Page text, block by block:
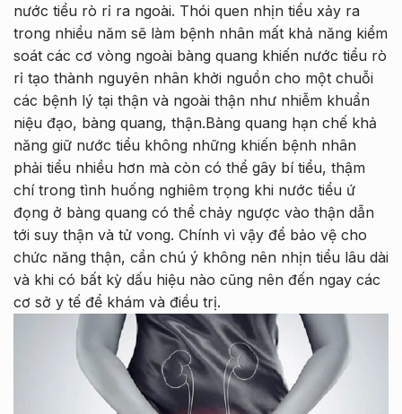
nước tiểu rò rỉ ra ngoài. Thói quen nhịn tiểu xảy ra
trong nhiều năm sẽ làm bệnh nhân mất khả năng kiểm
soát các cơ vòng ngoài bàng quang khiến nước tiểu rò
rỉ tạo thành nguyên nhân khởi nguồn cho một chuỗi
các bệnh lý tại thận và ngoài thận như nhiễm khuẩn
niệu đạo, bàng quang, thận.Bàng quang hạn chế khả
năng giữ nước tiểu không những khiến bệnh nhân
phải tiểu nhiều hơn mà còn có thể gây bí tiểu, thậm
chí trong tình huống nghiêm trọng khi nước tiểu ứ
đọng ở bàng quang có thể chảy ngược vào thận dẫn
tới suy thận và tử vong. Chính vì vậy để bảo vệ cho
chức năng thận, cần chú ý không nên nhịn tiểu lâu dài
và khi có bất kỳ dấu hiệu nào cũng nên đến ngay các
cơ sở y tế để khám và điều trị.